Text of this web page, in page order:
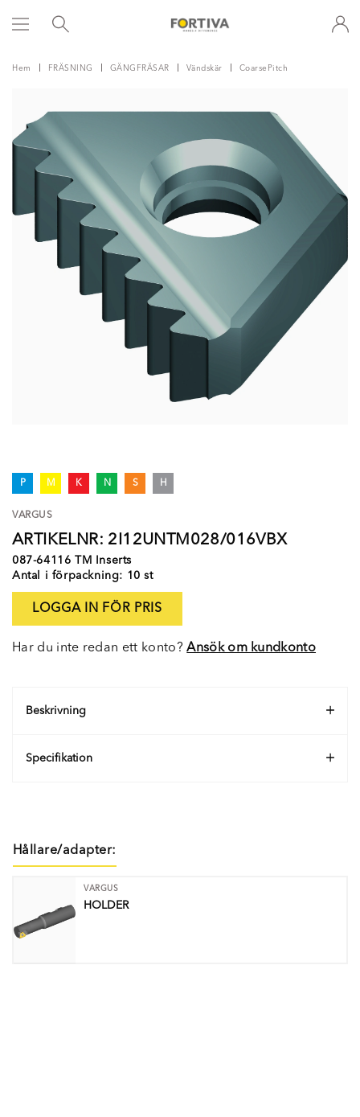
Hem FRÄSNING GÄNGFRÄSAR Vändskär CoarsePitch
P M K N S H
VARGUS
ARTIKELNR: 2I12UNTM028/016VBX
087-64116 TM Inserts
Antal i förpackning: 10 st
LOGGA IN FÖR PRIS
Har du inte redan ett konto?Ansök om kundkonto
Beskrivning
Specifikation
Hållare/adapter:
VARGUS
HOLDER